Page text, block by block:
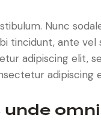
Nunc
tincidunt, ante
adipiscing elit,
adipiscing